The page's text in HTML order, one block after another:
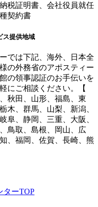
税証明書、会社役員就任
契約書
ス提供地域
では下記、海外、日本全
の外務省のアポスティー
の領事認証のお手伝いを
にご相談ください。【
秋田、山形、福島、東
木、群馬、山梨、新潟、
阜、静岡、三重、大阪、
鳥取、島根、岡山、広
、福岡、佐賀、長崎、熊
ターTOP